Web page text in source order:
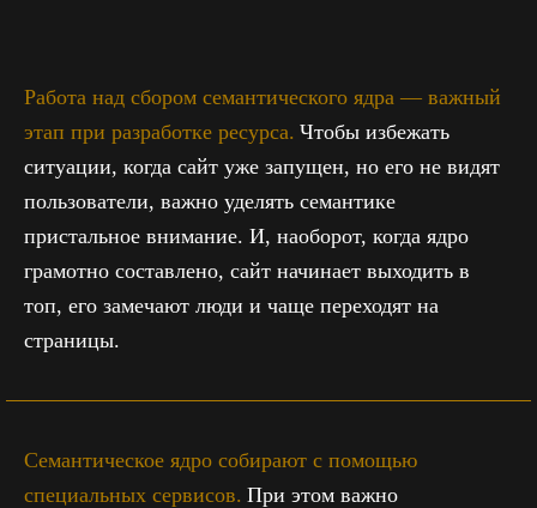
Работа над сбором семантического ядра — важный
этап при разработке ресурса. Чтобы избежать
ситуации, когда сайт уже запущен, но его не видят
пользователи, важно уделять семантике
пристальное внимание. И, наоборот, когда ядро
грамотно составлено, сайт начинает выходить в
топ, его замечают люди и чаще переходят на
страницы.
Семантическое ядро собирают с помощью
специальных сервисов. При этом важно